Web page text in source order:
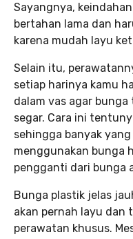
Sayangnya,
bertahan lama dan
karena mudah layu
Selain itu,
setiap harinya kamu
dalam vas agar
segar. Cara ini
sehingga banyak
menggunakan bunga
pengganti dari bunga
Bunga plastik jelas
akan pernah layu dan
perawatan khusus.